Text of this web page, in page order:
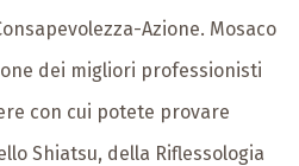
Azione. Mosaco
dei migliori professionisti
con cui potete provare
Shiatsu, della Riflessologia